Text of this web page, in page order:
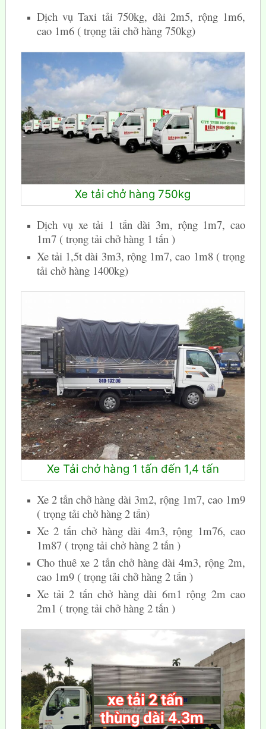
Dịch vụ Taxi tải 750kg, dài 2m5, rộng 1m6,
cao 1m6 ( trọng tải chở hàng 750kg)
Xe tải chở hàng 750kg
Dịch vụ xe tải 1 tấn dài 3m, rộng 1m7, cao
1m7 ( trọng tải chở hàng 1 tấn )
Xe tải 1,5t dài 3m3, rộng 1m7, cao 1m8 ( trọng
tải chở hàng 1400kg)
Xe Tải chở hàng 1 tấn đến 1,4 tấn
Xe 2 tấn chở hàng dài 3m2, rộng 1m7, cao 1m9
( trọng tải chở hàng 2 tấn)
Xe 2 tấn chở hàng dài 4m3, rộng 1m76, cao
1m87 ( trọng tải chở hàng 2 tấn )
Cho thuê xe 2 tấn chở hàng dài 4m3, rộng 2m,
cao 1m9 ( trọng tải chở hàng 2 tấn )
Xe tải 2 tấn chở hàng dài 6m1 rộng 2m cao
2m1 ( trọng tải chở hàng 2 tấn )